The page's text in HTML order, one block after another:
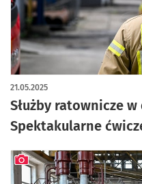
Służby ratownicze
Spektakularne
21.05.2025
artykuł z galerią zdjęć